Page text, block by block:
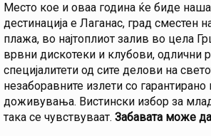
Место кое и оваа година ќе биде
дестинација е Лаганас, град сместен
плажа, во најтоплиот залив во цела
врвни дискотеки и клубови, одлични
специјалитети од сите делови на
незаборавните излети со
доживувања. Вистински избор за
така се чувствуваат. Забавата може